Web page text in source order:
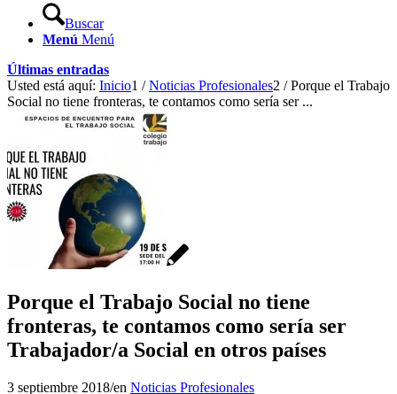
Buscar
Menú Menú
Últimas entradas
Usted está aquí: Inicio1 / Noticias Profesionales2 / Porque el Trabajo
Social no tiene fronteras, te contamos como sería ser ...
Porque el Trabajo Social no tiene
fronteras, te contamos como sería ser
Trabajador/a Social en otros países
3 septiembre 2018/en Noticias Profesionales